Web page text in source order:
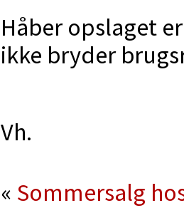
Håber opslaget
ikke bryder
Vh.
« Sommersalg